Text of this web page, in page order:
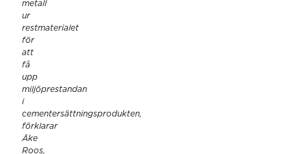
metall
ur
restmaterialet
för
att
få
upp
miljöprestandan
i
cementersättningsprodukten,
förklarar
Åke
Roos,